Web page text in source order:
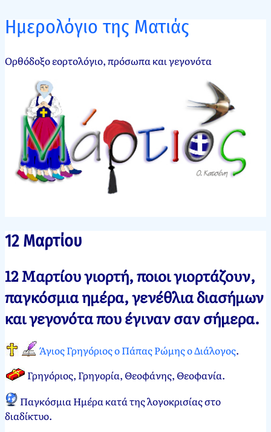
Ημερολόγιο της Ματιάς
Ορθόδοξο εορτολόγιο, πρόσωπα και γεγονότα
12 Μαρτίου
Νεκτάριος
Παπασπύρου
Μαρτίου,
201212
Μαρτίου,
2025
12 Μαρτίου γιορτή, ποιοι γιορτάζουν,
παγκόσμια ημέρα, γενέθλια διασήμων
και γεγονότα που έγιναν σαν σήμερα.
Άγιος Γρηγόριος ο Πάπας Ρώμης ο Διάλογος.
Γρηγόριος, Γρηγορία, Θεοφάνης, Θεοφανία.
Παγκόσμια Ημέρα κατά της λογοκρισίας στο
διαδίκτυο.